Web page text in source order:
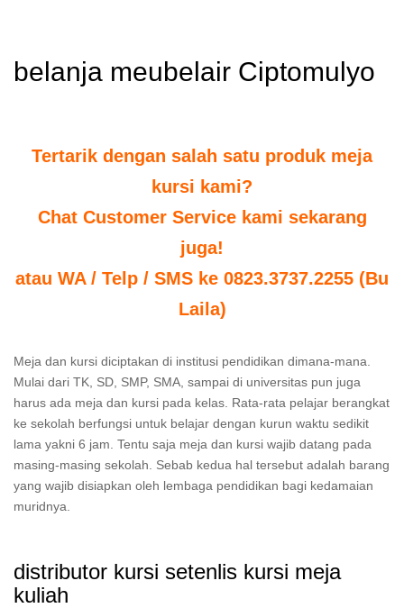
belanja meubelair Ciptomulyo
Tertarik dengan salah satu produk meja
kursi kami?
Chat Customer Service kami sekarang
juga!
atau WA / Telp / SMS ke 0823.3737.2255 (Bu
Laila)
Meja dan kursi diciptakan di institusi pendidikan dimana-mana.
Mulai dari TK, SD, SMP, SMA, sampai di universitas pun juga
harus ada meja dan kursi pada kelas. Rata-rata pelajar berangkat
ke sekolah berfungsi untuk belajar dengan kurun waktu sedikit
lama yakni 6 jam. Tentu saja meja dan kursi wajib datang pada
masing-masing sekolah. Sebab kedua hal tersebut adalah barang
yang wajib disiapkan oleh lembaga pendidikan bagi kedamaian
muridnya.
distributor kursi setenlis kursi meja
kuliah